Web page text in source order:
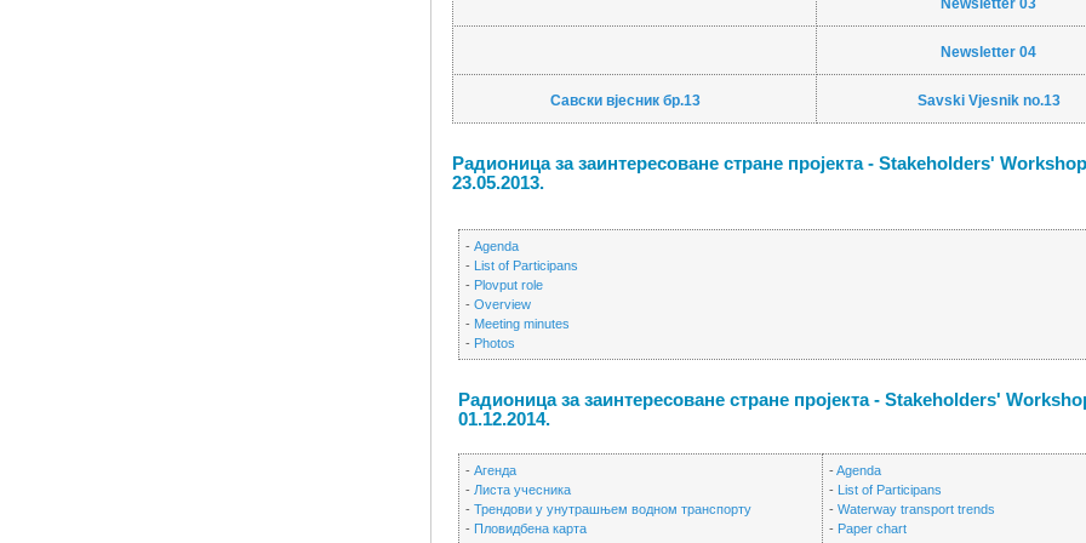
Newsletter 03
Newsletter 04
Савски вјесник бр.13 Savski Vjesnik no.13
Радионица за заинтересоване стране пројекта - Stakeholders'
23.05.2013.
-Agenda
- List of Participans
- Plovput role
-Overview
- Meeting minutes
- Photos
Радионица за заинтересоване стране пројекта - Stakeholders'
01.12.2014.
-Агенда
- Листа учесника
-Трендови у унутрашњем водном транспорту
- Пловидбена карта
-Agenda
- List of Participans
-Waterway transport trends
- Paper chart